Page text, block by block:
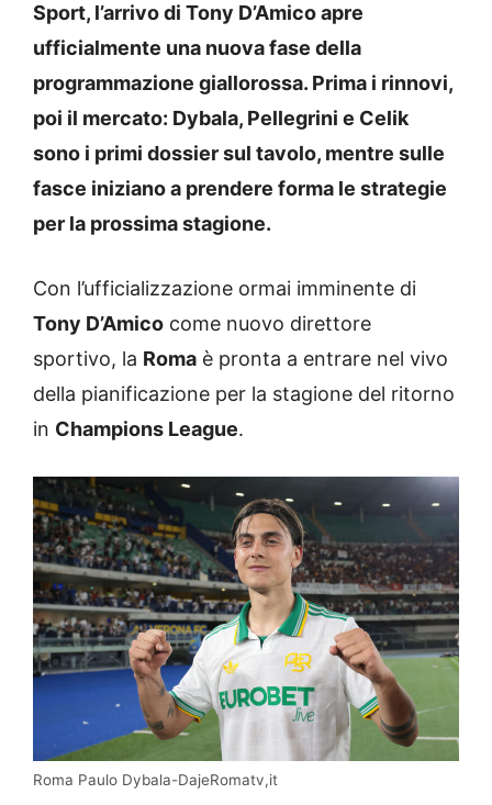
Sport, l’arrivo di Tony D’Amico apre
ufficialmente una nuova fase della
programmazione giallorossa. Prima i rinnovi,
poi il mercato: Dybala, Pellegrini e Celik
sono i primi dossier sul tavolo, mentre sulle
fasce iniziano a prendere forma le strategie
per la prossima stagione.
Con l’ufficializzazione ormai imminente di
Tony D’Amico come nuovo direttore
sportivo, la Roma è pronta a entrare nel vivo
della pianificazione per la stagione del ritorno
in Champions League.
Roma Paulo Dybala-DajeRomatv,it